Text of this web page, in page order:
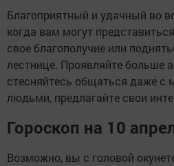
Благоприятный и удачный во
когда вам могут
свое благополучие или
лестнице. Проявляйте больше
стесняйтесь общаться даже
людьми, предлагайте свои
Гороскоп на 10
Возможно, вы с головой